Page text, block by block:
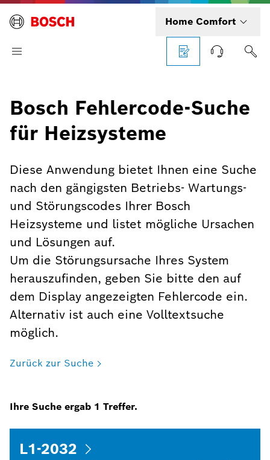
Home Comfort
Bosch Fehlercode-Suche
für Heizsysteme
Diese Anwendung bietet Ihnen eine Suche
nach den gängigsten Betriebs- Wartungs-
und Störungscodes Ihrer Bosch
Heizsysteme und listet mögliche Ursachen
und Lösungen auf.
Um die Störungsursache Ihres System
herauszufinden, geben Sie bitte den auf
dem Display angezeigten Fehlercode ein.
Alternativ ist auch eine Volltextsuche
möglich.
Zurück zur Suche
Ihre Suche ergab 1 Treffer.
L1-2032